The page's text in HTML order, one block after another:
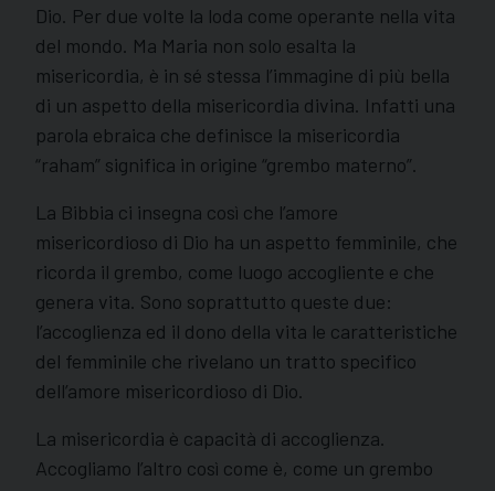
Dio. Per due volte la loda come operante nella vita
del mondo. Ma Maria non solo esalta la
misericordia, è in sé stessa l’immagine di più bella
di un aspetto della misericordia divina. Infatti una
parola ebraica che definisce la misericordia
“raham” significa in origine “grembo materno”.
La Bibbia ci insegna così che l’amore
misericordioso di Dio ha un aspetto femminile, che
ricorda il grembo, come luogo accogliente e che
genera vita. Sono soprattutto queste due:
l’accoglienza ed il dono della vita le caratteristiche
del femminile che rivelano un tratto specifico
dell’amore misericordioso di Dio.
La misericordia è capacità di accoglienza.
Accogliamo l’altro così come è, come un grembo